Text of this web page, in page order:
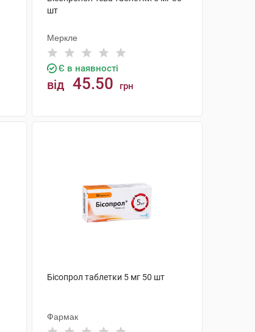
шт
Меркле
Є в наявності
від 45.50 грн
Бісопрол таблетки 5 мг 50 шт
Фармак